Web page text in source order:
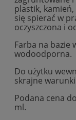
plastik,
się spierać w
oczyszczona i
Farba na bazie
wodoodporna.
Do użytku
skrajne
Podana cena
ml.